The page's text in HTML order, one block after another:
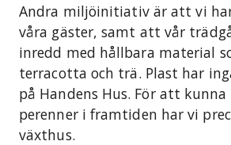
Andra miljöinitiativ är att vi
våra gäster, samt att vår
inredd med hållbara material
terracotta och trä. Plast har
på Handens Hus. För att
perenner i framtiden har vi
växthus.